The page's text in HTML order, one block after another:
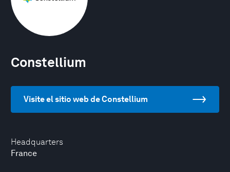
Headquarters
France
Constellium
Visite el sitio web de Constellium